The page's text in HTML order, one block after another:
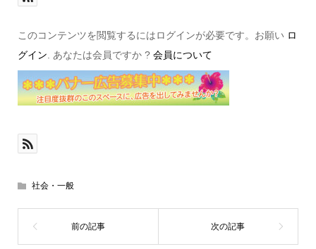
このコンテンツを閲覧するにはログインが必要です。お願い ロ
グイン . あなたは会員ですか ? 会員について
社会・一般